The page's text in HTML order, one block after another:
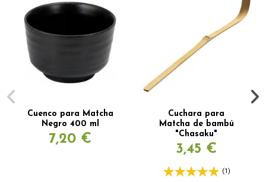
Cuenco para Matcha
Negro 400 ml
7,20 €
Cuchara para
Matcha de bambú
"Chasaku"
3,45 €
(1)